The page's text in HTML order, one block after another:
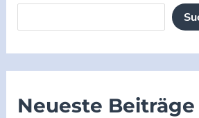
Neueste Beiträge